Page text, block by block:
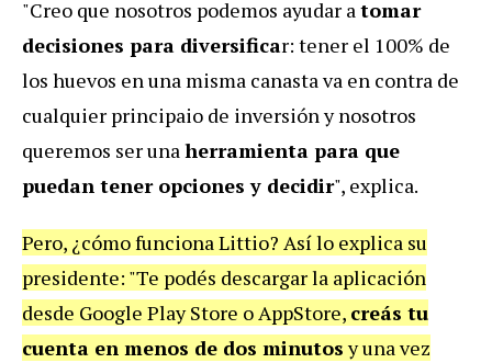
"Creo que nosotros podemos ayudar atomar
decisiones para diversificar: tener el 100% de
los huevos en una misma canasta va en contra de
cualquier principaio de inversión y nosotros
queremos ser unaherramienta para que
puedan tener opciones y decidir", explica.
Pero, ¿cómo funciona Littio? Así lo explica su
presidente: "Te podés descargar la aplicación
desde Google Play Store o AppStore, creás tu
cuenta en menos de dos minutosy una vez